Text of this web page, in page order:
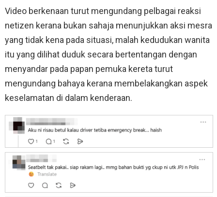
Video berkenaan turut mengundang pelbagai reaksi
netizen kerana bukan sahaja menunjukkan aksi mesra
yang tidak kena pada situasi, malah kedudukan wanita
itu yang dilihat duduk secara bertentangan dengan
menyandar pada papan pemuka kereta turut
mengundang bahaya kerana membelakangkan aspek
keselamatan di dalam kenderaan.